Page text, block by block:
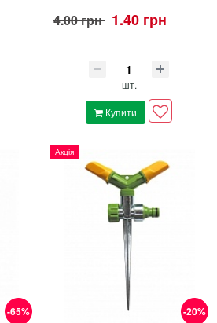
4.00 грн 1.40 грн
шт.
Купити
-65% -20%
Акція